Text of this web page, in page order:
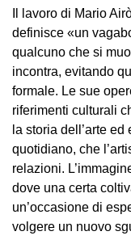
Cosmo
Digitale
Collezione
Accessibilità
Educazione
News
Dipartimento
Educazione
Formazione
Il lavoro di Mario
definisce «un
qualcuno che si
incontra, evitando
formale. Le sue
riferimenti culturali
la storia dell’arte
quotidiano, che
relazioni.
dove una certa
un’occasione di
volgere un nuovo